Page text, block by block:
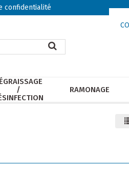
confidentialité
/
RAMONAGE